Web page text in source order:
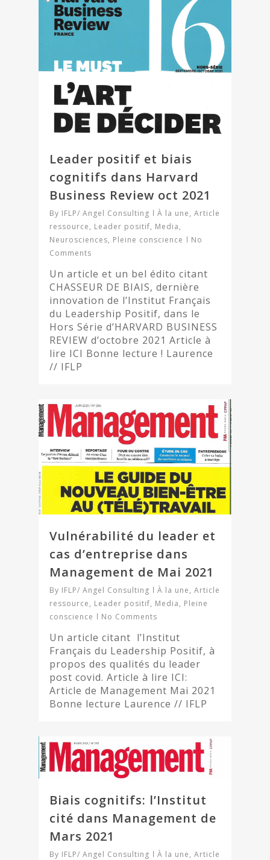
Leader positif et biais
cognitifs dans Harvard
Business Review oct 2021
By IFLP/ Angel Consulting À la une, Article
ressource, Leader positif, Media,
Neurosciences, Pleine conscience
No
Comments
Un article et un bel édito citant
CHASSEUR DE BIAIS, dernière
innovation de l’Institut Français
du Leadership Positif, dans le
Hors Série d’HARVARD BUSINESS
REVIEW d’octobre 2021 Article à
lire ICI Bonne lecture ! Laurence
// IFLP
Vulnérabilité du leader et
cas d’entreprise dans
Management de Mai 2021
By IFLP/ Angel Consulting À la une, Article
ressource, Leader positif, Media, Pleine
conscience
No Comments
Un article citant l’Institut
Français du Leadership Positif, à
propos des qualités du leader
post covid. Article à lire ICI:
Article de Management Mai 2021
Bonne lecture Laurence // IFLP
Biais cognitifs: l’Institut
cité dans Management de
Mars 2021
By IFLP/ Angel Consulting À la une, Article